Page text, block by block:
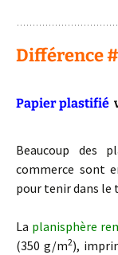
Différence
Papier plastifié
Beaucoup des
commerce sont
pour tenir dans le
La planisphère
(350 g/m2),